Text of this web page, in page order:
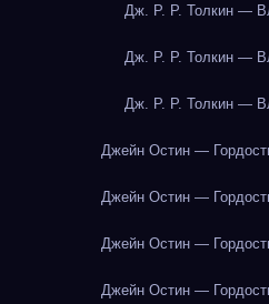
Дж. Р. Р. Толкин —
Дж. Р. Р. Толкин —
Дж. Р. Р. Толкин —
Джейн Остин —
Джейн Остин —
Джейн Остин —
Джейн Остин —